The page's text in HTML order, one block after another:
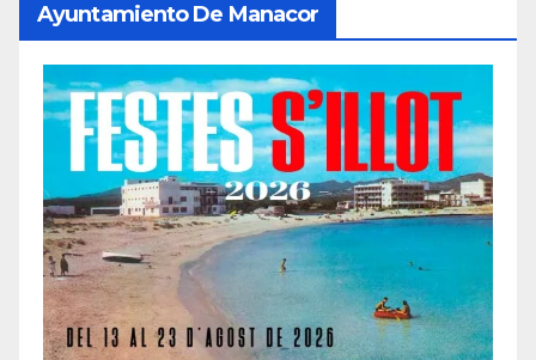
Ayuntamiento De Manacor